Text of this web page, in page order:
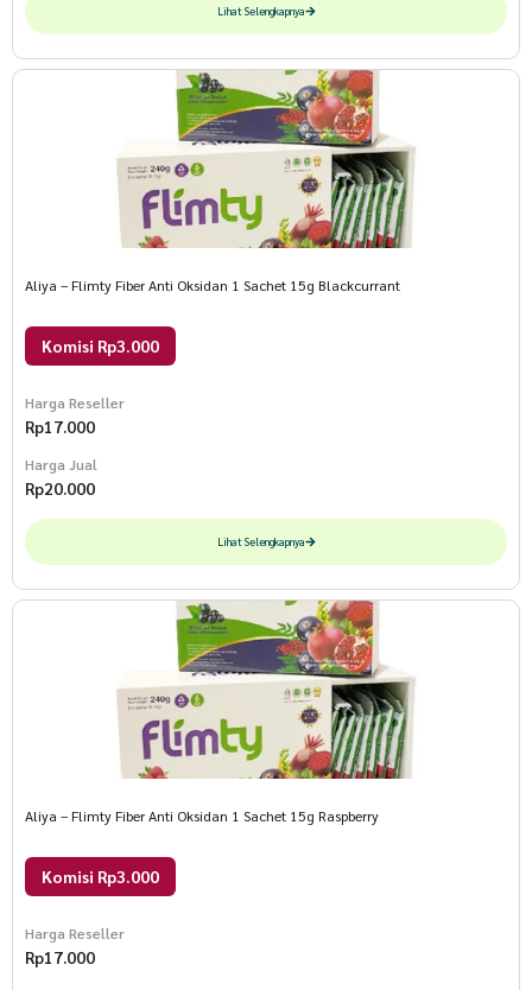
Lihat Selengkapnya
Aliya – Flimty Fiber Anti Oksidan 1 Sachet 15g Blackcurrant
Komisi Rp3.000
Harga Reseller
Rp17.000
Harga Jual
Rp20.000
Lihat Selengkapnya
Aliya – Flimty Fiber Anti Oksidan 1 Sachet 15g Raspberry
Komisi Rp3.000
Harga Reseller
Rp17.000